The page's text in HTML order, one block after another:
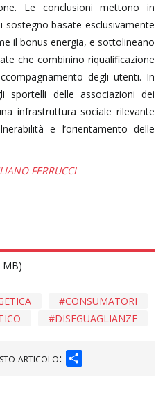
Le conclusioni mettono in
sostegno basate esclusivamente
il bonus energia, e sottolineano
che combinino riqualificazione
degli utenti. In
sportelli delle associazioni dei
infrastruttura sociale rilevante
e l’orientamento delle
FERRUCCI
MB)
CONSUMATORI
DISEGUAGLIANZE
articolo: